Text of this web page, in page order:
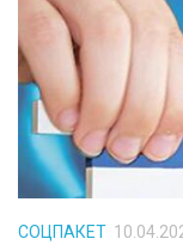
СОЦПАКЕТ